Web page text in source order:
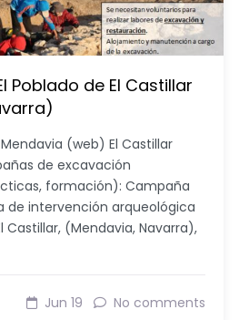
Poblado de El Castillar
(web) El Castillar
de excavación
formación): Campaña
de intervención arqueológica
Castillar, (Mendavia, Navarra),
Jun 19 No comments